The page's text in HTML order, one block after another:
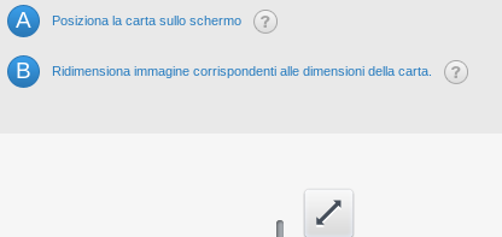
A Posiziona la carta sullo schermo
B Ridimensiona immagine corrispondenti alle dimensioni della carta.